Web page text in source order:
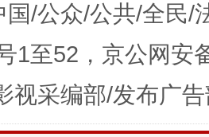
关键词
国/公众/公共/全民/
1至52，京公网安
视采编部/发布广